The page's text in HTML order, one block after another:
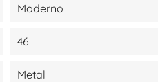
Moderno
46
Metal